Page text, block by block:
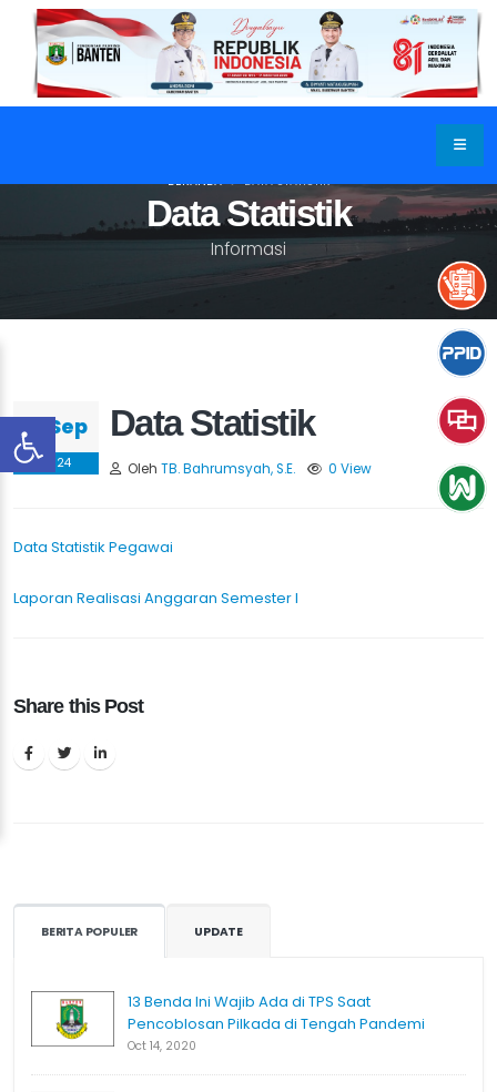
Data Statistik
Informasi
BERANDA DATA STATISTIK
12 Sep
2024
Data Statistik
Oleh TB. Bahrumsyah, S.E. 0 View
Data Statistik Pegawai
Laporan Realisasi Anggaran Semester I
Share this Post
BERITA POPULER UPDATE
13 Benda Ini Wajib Ada di TPS Saat
Pencoblosan Pilkada di Tengah Pandemi
Oct 14, 2020